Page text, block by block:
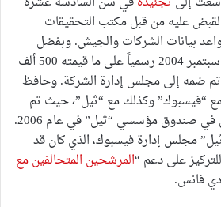
عليه من قبل مكتب التحقيقات
بيانات الشركات والجيش. وبفضل
باركر، استحوذ “ثيل” في سبتمبر 2004 رسمياً على ما قيمته 500 ألف
ضمه إلى مجلس إدارة الشركة. وحافظ
“فيسبوك” وكذلك مع “ثيل”، حيث تم
كشريك إداري في صندوق مؤسسي “ثيل” في عام 2006.
قد ترك “ثيل” مجلس إدارة فيسبوك، الذي كان قد
المرشحين المتحالفين مع
فانس.